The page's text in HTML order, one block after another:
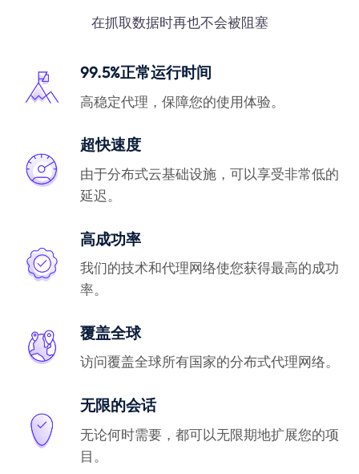
在抓取数据时再也不会被阻塞
99.5%正常运行时间
高稳定代理，保障您的使用体验。
超快速度
由于分布式云基础设施，可以享受非常低的
延迟。
高成功率
我们的技术和代理网络使您获得最高的成功
率。
覆盖全球
访问覆盖全球所有国家的分布式代理网络。
无限的会话
无论何时需要，都可以无限期地扩展您的项
目。